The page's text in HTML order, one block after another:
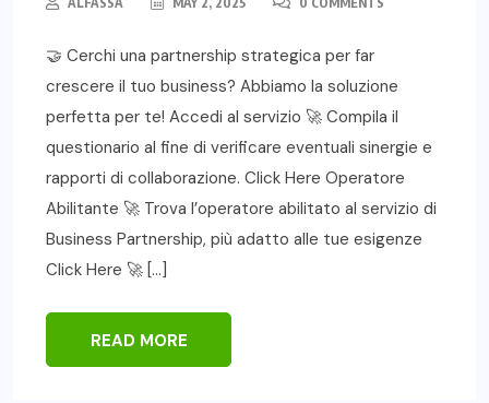
🤝 Cerchi una partnership strategica per far
crescere il tuo business? Abbiamo la soluzione
perfetta per te! Accedi al servizio 🚀 Compila il
questionario al fine di verificare eventuali sinergie e
rapporti di collaborazione. Click Here Operatore
Abilitante 🚀 Trova l’operatore abilitato al servizio di
Business Partnership, più adatto alle tue esigenze
Click Here 🚀 […]
READ MORE